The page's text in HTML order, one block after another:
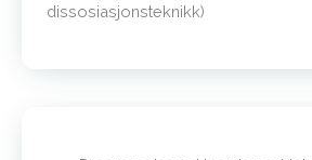
dissosiasjonsteknikk)